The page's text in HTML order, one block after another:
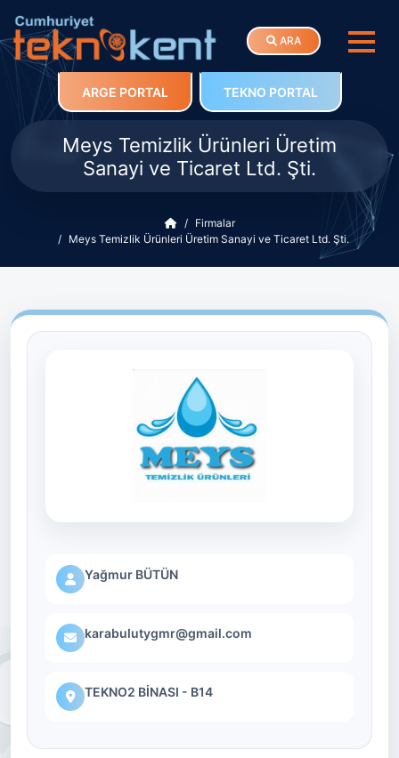
ARA
ARGE PORTAL TEKNO PORTAL
Meys Temizlik Ürünleri Üretim
Sanayi ve Ticaret Ltd. Şti.
Firmalar
Meys Temizlik Ürünleri Üretim Sanayi ve Ticaret Ltd. Şti.
Yağmur BÜTÜN
karabulutygmr@gmail.com
TEKNO2 BİNASI - B14